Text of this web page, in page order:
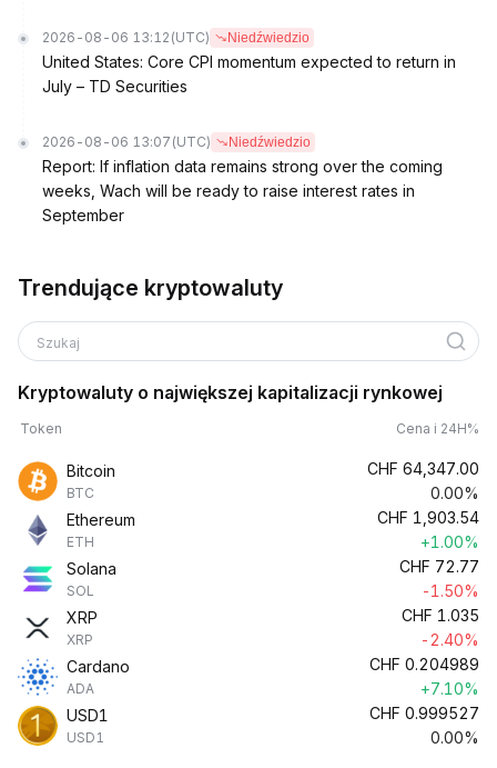
2026-08-06 13:12 (UTC) Niedźwiedzio
United States: Core CPI momentum expected to return in
July – TD Securities
2026-08-06 13:07 (UTC) Niedźwiedzio
Report: If inflation data remains strong over the coming
weeks, Wach will be ready to raise interest rates in
September
Trendujące kryptowaluty
Szukaj
Kryptowaluty o największej kapitalizacji rynkowej
Token Cena i 24H%
Bitcoin
BTC
CHF 64,347.00
0.00%
Ethereum
ETH
CHF 1,903.54
+1.00%
Solana
SOL
CHF 72.77
-1.50%
XRP
XRP
CHF 1.035
-2.40%
Cardano
ADA
CHF 0.204989
+7.10%
USD1
USD1
CHF 0.999527
0.00%